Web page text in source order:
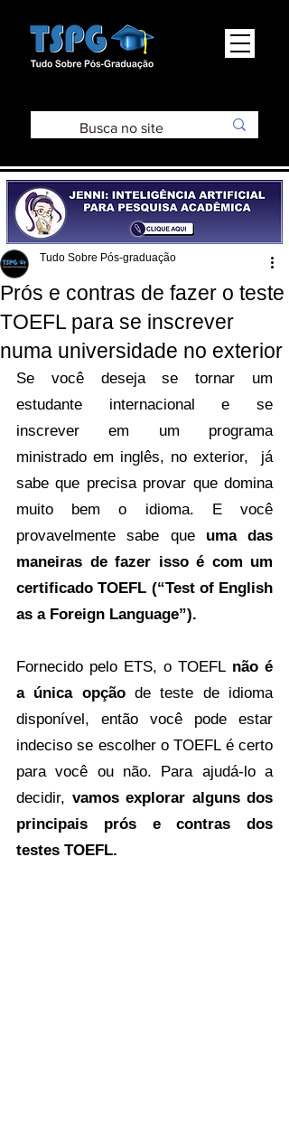
Prós e contras de fazer o teste
TOEFL para se inscrever
numa universidade no exterior
Tudo Sobre Pós-graduação
Se você deseja se tornar um
estudante internacional e se
inscrever em um programa
ministrado em inglês, no exterior,  já
sabe que precisa provar que domina
muito bem o idioma. E você
provavelmente sabe que uma das
maneiras de fazer isso é com um
certificado TOEFL (“Test of English
as a Foreign Language”).
Fornecido pelo ETS, o TOEFL não é
a única opção de teste de idioma
disponível, então você pode estar
indeciso se escolher o TOEFL é certo
para você ou não. Para ajudá-lo a
decidir, vamos explorar alguns dos
principais prós e contras dos
testes TOEFL.